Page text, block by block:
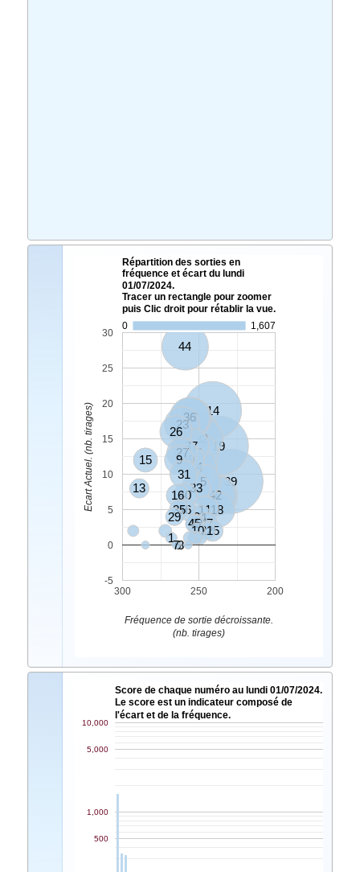
Répartition des sorties en
fréquence et écart du lundi
01/07/2024.
Tracer un rectangle pour zoomer
puis Clic droit pour rétablir la vue.
0
1,607
39
19
14
44
20
32
8
12
36
2
42
4
18
23
37
5
26
49
27
9
33
11
31
15
40
16
34
47
25
46
13
35
48
21
29
45
10
1
3
6
7
300 250 200
-5
0
5
10
15
20
25
30
Fréquence de sortie décroissante.
(nb. tirages)
Ecart Actuel. (nb. tirages)
Score de chaque numéro au lundi 01/07/2024.
Le score est un indicateur composé de
l'écart et de la fréquence.
500
1,000
5,000
10,000